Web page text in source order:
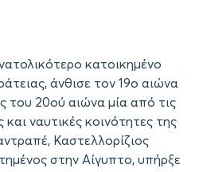
κατοικημένο
άνθισε τον 19ο αιώνα
του 20ού αιώνα μία από τις
ναυτικές κοινότητες της
Καστελλορίζιος
στην Αίγυπτο, υπήρξε